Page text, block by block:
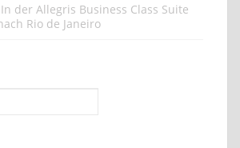
der Allegris Business Class Suite
Rio de Janeiro